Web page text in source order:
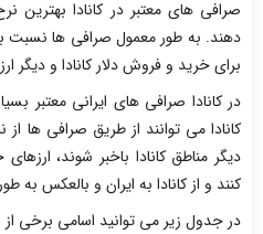
صرافی های معتبر در کانادا بهترین
دهند. به طور معمول صرافی ها نسبت
برای خرید و فروش دلار کانادا و دیگر
در کانادا صرافی های ایرانی معتبر
کانادا می توانند از طریق صرافی ها از
دیگر مناطق کانادا باخبر شوند،
کنند و از کانادا به ایران و بالعکس به
در جدول زیر می توانید اسامی برخی از